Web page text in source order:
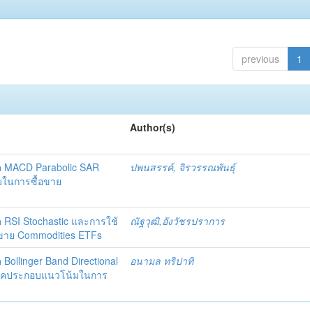
previous 1
Author(s)
Parabolic SAR
นการซื้อขาย
ปพนสรรค์, จิรวรรณพันธุ์
Stochastic และการใช้
ย Commodities ETFs
ณัฐวุฒิ,อังวัชรปราการ
Band Directional
ประกอบแนวโน้มในการ
อนามล ทริปาทิ